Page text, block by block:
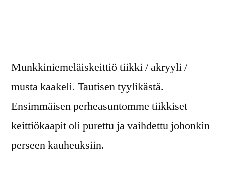
Munkkiniemeläiskeittiö tiikki / akryyli /
musta kaakeli. Tautisen tyylikästä.
Ensimmäisen perheasuntomme tiikkiset
keittiökaapit oli purettu ja vaihdettu johonkin
perseen kauheuksiin.